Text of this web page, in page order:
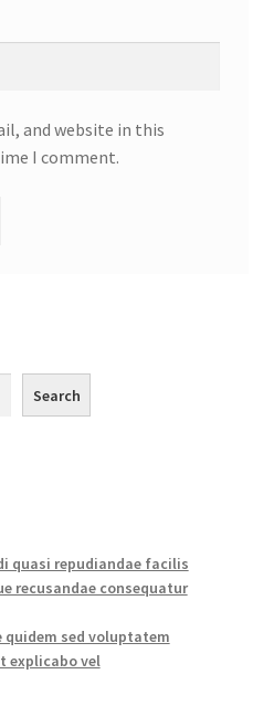
and website in this
I comment.
Search
quasi repudiandae facilis
recusandae consequatur
sed voluptatem
explicabo vel